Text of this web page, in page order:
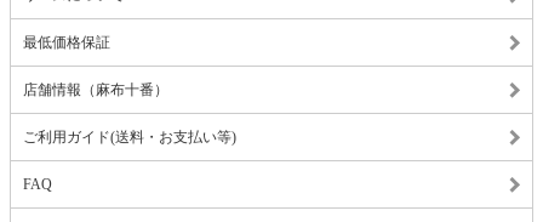
最低価格保証
店舗情報（麻布十番）
ご利用ガイド(送料・お支払い等)
FAQ